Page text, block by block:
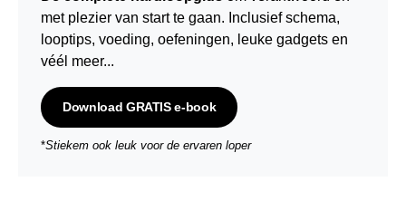
met plezier van start te gaan. Inclusief schema,
looptips, voeding, oefeningen, leuke gadgets en
véél meer...
Download GRATIS e-book
*Stiekem ook leuk voor de ervaren loper